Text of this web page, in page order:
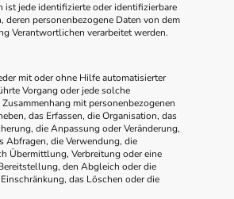
ist jede identifizierte oder identifizierbare
deren personenbezogene Daten von dem
Verantwortlichen verarbeitet werden.
mit oder ohne Hilfe automatisierter
Vorgang oder jede solche
mit personenbezogenen
das Erfassen, die Organisation, das
die Anpassung oder Veränderung,
Abfragen, die Verwendung, die
Übermittlung, Verbreitung oder eine
den Abgleich oder die
das Löschen oder die